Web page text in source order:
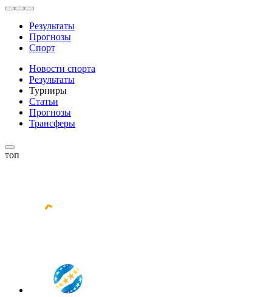
Результаты
Прогнозы
Спорт
Новости спорта
Результаты
Турниры
Статьи
Прогнозы
Трансферы
топ